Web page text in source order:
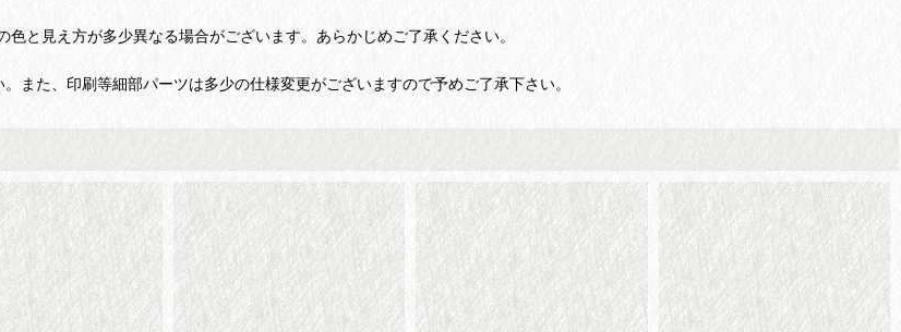
と見え方が多少異なる場合がございます。あらかじめご了承ください。
た、印刷等細部パーツは多少の仕様変更がございますので予めご了承下さい。